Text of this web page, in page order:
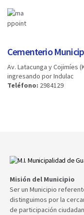
Cementerio
Av. Latacunga y Cojimíes
ingresando por Indulac
Teléfono: 2984129
Misión del Municipio
Ser un Municipio
distinguimos por la
de participación